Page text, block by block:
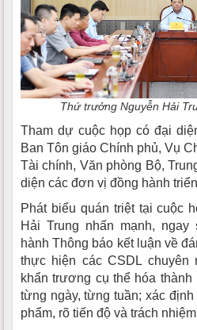
Thứ trưởng Nguyễn Hải
Tham dự cuộc họp có đại
Ban Tôn giáo Chính phủ, Vụ
Tài chính, Văn phòng Bộ,
diện các đơn vị đồng hành
Phát biểu quán triệt tại cuộc
Hải Trung nhấn mạnh,
hành Thông báo kết luận về
thực hiện các CSDL chuyên
khẩn trương cụ thể hóa
từng ngày, từng tuần; xác
phẩm, rõ tiến độ và trách